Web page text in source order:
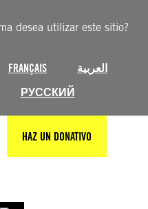
desea utilizar este sitio?
FRANÇAIS
العربية
РУССКИЙ
HAZ UN DONATIVO